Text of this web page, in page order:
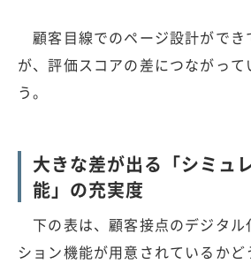
顧客目線でのページ設計ができ
が、評価スコアの差につながって
う。
大きな差が出る「シミュ
能」の充実度
下の表は、顧客接点のデジタル
ション機能が用意されているか